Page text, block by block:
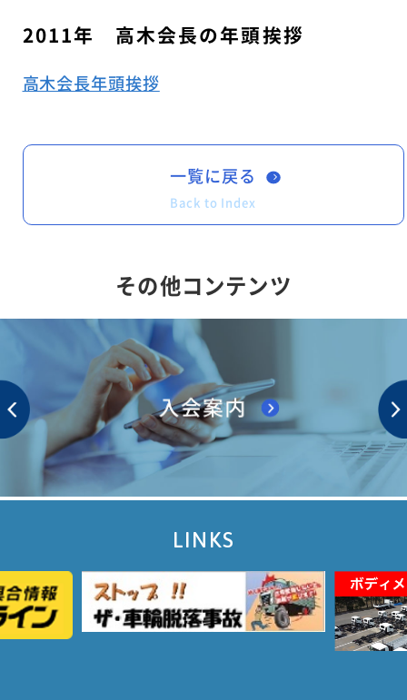
2011年 高木会長の年頭挨拶
高木会長年頭挨拶
一覧に戻る
Back to Index
その他コンテンツ
LINKS